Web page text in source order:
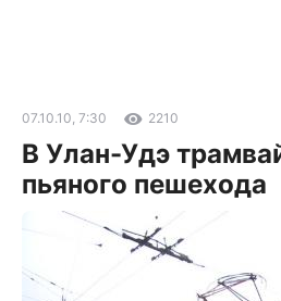
07.10.10, 7:30 2210
В Улан-Удэ
пьяного пешехода